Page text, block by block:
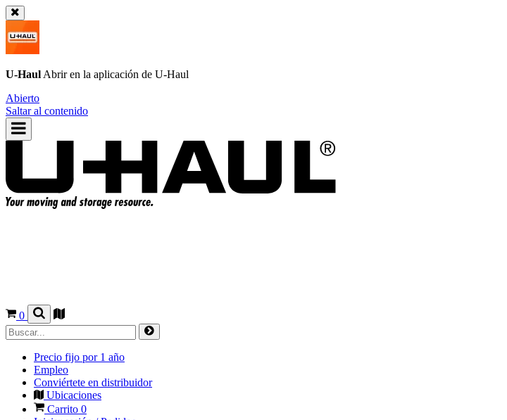
U-Haul Abrir en la aplicación de U-Haul
Abierto
Saltar al contenido
0
Precio fijo por 1 año
Empleo
Conviértete en distribuidor
Ubicaciones
Carrito 0